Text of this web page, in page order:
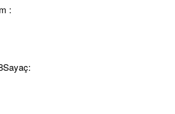
:
Sayaç: